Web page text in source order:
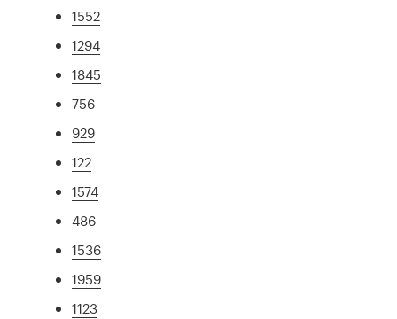
1552
1294
1845
756
929
122
1574
486
1536
1959
1123